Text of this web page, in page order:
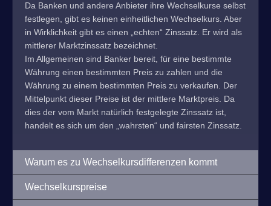
Da Banken und andere Anbieter ihre Wechselkurse selbst
festlegen, gibt es keinen einheitlichen Wechselkurs. Aber
in Wirklichkeit gibt es einen „echten“ Zinssatz. Er wird als
mittlerer Marktzinssatz bezeichnet.
Im Allgemeinen sind Banker bereit, für eine bestimmte
Währung einen bestimmten Preis zu zahlen und die
Währung zu einem bestimmten Preis zu verkaufen. Der
Mittelpunkt dieser Preise ist der mittlere Marktpreis. Da
dies der vom Markt natürlich festgelegte Zinssatz ist,
handelt es sich um den „wahrsten“ und fairsten Zinssatz.
Warum es zu Wechselkursdifferenzen kommt
Wechselkurspreise